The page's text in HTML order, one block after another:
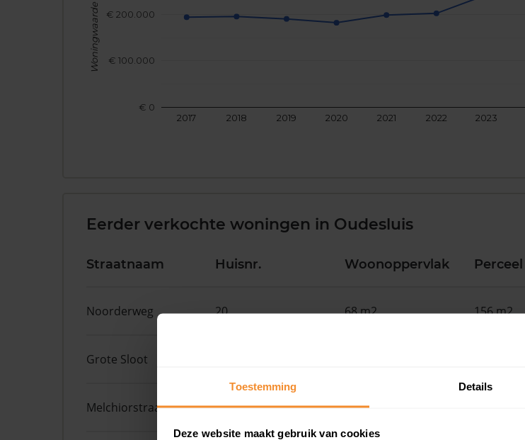
Toestemming Details
Deze website maakt gebruik van cookies
2017 2018 2019 2020 2021 2022 2023
€ 0
€ 100.000
€ 200.000
Woningwaarde
Eerder verkochte woningen in Oudesluis
Straatnaam Huisnr. Woonoppervlak Perceel
Noorderweg 20 68 m2 156 m2
Grote Sloot
Melchiorstraat 22 88 m2